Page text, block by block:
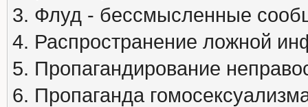
3. Флуд - бессмысленные
4. Распространение ложной
5. Пропагандирование
6. Пропаганда